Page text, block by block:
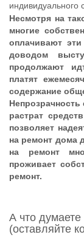
индивидуального
Несмотря на
многие
оплачивают
доводом
продолжают
платят
содержание
растрат
позволяет
на ремонт дома
на ремонт
проживает
ремонт.
А что
(оставляйте